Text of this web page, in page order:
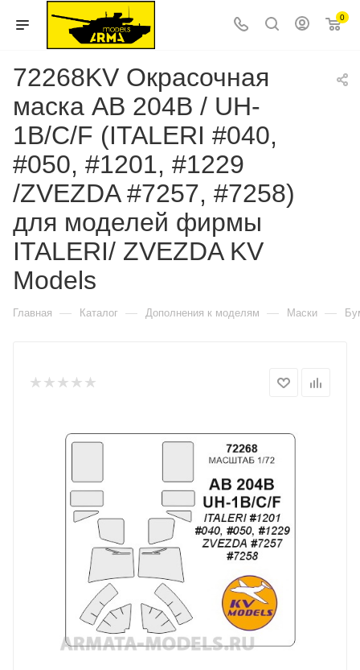
0
72268KV Окрасочная
маска AB 204B / UH-
1B/C/F (ITALERI #040,
#050, #1201, #1229
/ZVEZDA #7257, #7258)
для моделей фирмы
ITALERI/ ZVEZDA KV
Models
Главная — Каталог — Дополнения к моделям — Маски —